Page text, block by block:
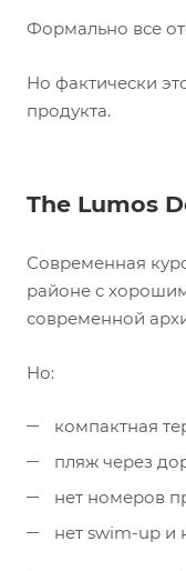
Формально все
Но фактически
продукта.
The Lumos
Современная
районе с
современной
Но:
компактная
пляж через
нет номеров
нет swim-up и